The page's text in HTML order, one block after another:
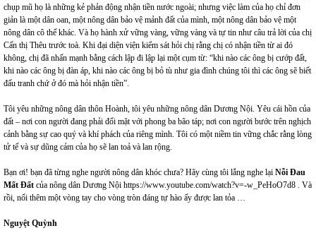
chụp mũ họ là những kẻ phản động nhận tiền nước ngoài; nhưng việc làm của họ chỉ đơn
giản là một dân oan, một nông dân bảo vệ mảnh đất của mình, một nông dân bảo vệ một
nông dân cô thế khác. Và họ hành xử vững vàng, vững vàng và tự tin như câu trả lời của chị
Cấn thị Thêu trước toà. Khi đại diện viện kiểm sát hỏi chị rằng chị có nhận tiền từ ai đó
không, chị đã nhấn mạnh bằng cách lập đi lập lại một cụm từ: “khi nào các ông bị cướp đất,
khi nào các ông bị đàn áp, khi nào các ông bị bỏ tù như gia đình chúng tôi thì các ông sẽ biết
đấu tranh chứ ở đó mà hỏi nhận tiền”.
Tôi yêu những nông dân thôn Hoành, tôi yêu những nông dân Dương Nội. Yêu cái hồn của
đất – nơi con người đang phải đối mặt với phong ba bão táp; nơi con người bước trên nghịch
cảnh bằng sự cao quý và khí phách của riêng mình. Tôi có một niềm tin vững chắc rằng lòng
tử tế và sự dũng cảm của họ sẽ lan toả và lan rộng.
Bạn ơi! bạn đã từng nghe người nông dân khóc chưa? Hãy cùng tôi lắng nghe lại Nỗi Đau
Mất Đất của nông dân Dương Nội https://www.youtube.com/watch?v=-w_PeHoO7d8 . Và
rồi, nối thêm một vòng tay cho vòng tròn đáng tự hào ấy được lan tỏa …
Nguyệt Quỳnh